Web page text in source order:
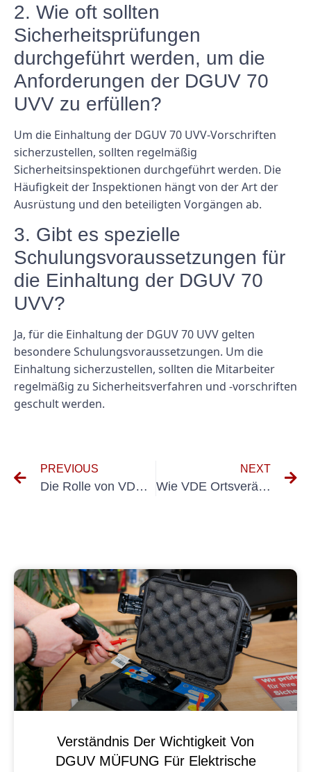
2. Wie oft sollten
Sicherheitsprüfungen
durchgeführt werden, um die
Anforderungen der DGUV 70
UVV zu erfüllen?
Um die Einhaltung der DGUV 70 UVV-Vorschriften
sicherzustellen, sollten regelmäßig
Sicherheitsinspektionen durchgeführt werden. Die
Häufigkeit der Inspektionen hängt von der Art der
Ausrüstung und den beteiligten Vorgängen ab.
3. Gibt es spezielle
Schulungsvoraussetzungen für
die Einhaltung der DGUV 70
UVV?
Ja, für die Einhaltung der DGUV 70 UVV gelten
besondere Schulungsvoraussetzungen. Um die
Einhaltung sicherzustellen, sollten die Mitarbeiter
regelmäßig zu Sicherheitsverfahren und -vorschriften
geschult werden.
PREVIOUS
Die Rolle von VDE Ortsfeste Anlagen bei der Gewährleistung der elektrischen Sicherheit in industriellen Umgebungen
NEXT
Wie VDE Ortsveränderliche Betriebsmittel die Effizienz am Arbeitsplatz verbessern können
Verständnis Der Wichtigkeit Von
DGUV MÜFUNG Für Elektrische